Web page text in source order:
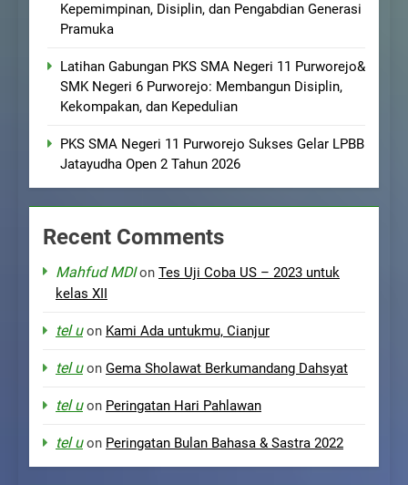
Kepemimpinan, Disiplin, dan Pengabdian Generasi
Pramuka
Latihan Gabungan PKS SMA Negeri 11 Purworejo&
SMK Negeri 6 Purworejo: Membangun Disiplin,
Kekompakan, dan Kepedulian
PKS SMA Negeri 11 Purworejo Sukses Gelar LPBB
Jatayudha Open 2 Tahun 2026
Recent Comments
Mahfud MDIon Tes Uji Coba US – 2023 untuk
kelas XII
tel uon Kami Ada untukmu, Cianjur
tel uon Gema Sholawat Berkumandang Dahsyat
tel uon Peringatan Hari Pahlawan
tel uon Peringatan Bulan Bahasa & Sastra 2022